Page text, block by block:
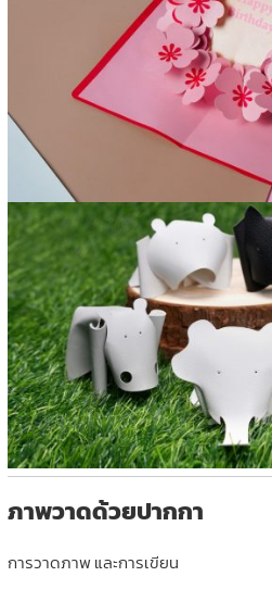
ภาพวาดด้วยปากกา
การวาดภาพ และการเขียน